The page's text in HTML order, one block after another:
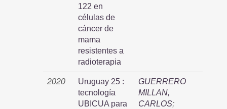
122 en
células de
cáncer de
mama
resistentes a
radioterapia
2020
Uruguay 25 :
tecnología
UBICUA para
GUERRERO
MILLAN,
CARLOS;